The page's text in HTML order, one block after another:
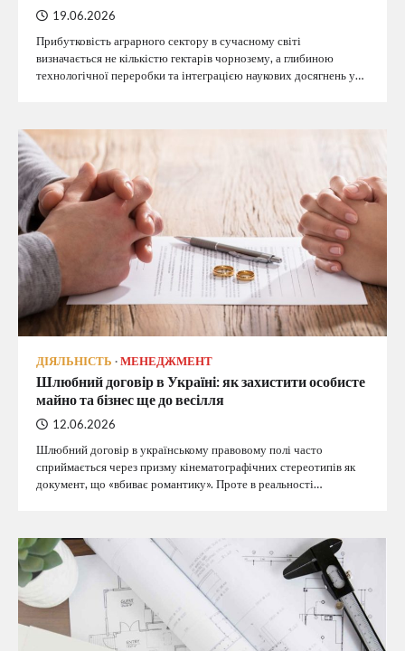
19.06.2026
Прибутковість аграрного сектору в сучасному світі
визначається не кількістю гектарів чорнозему, а глибиною
технологічної переробки та інтеграцією наукових досягнень у…
ДІЯЛЬНІСТЬ МЕНЕДЖМЕНТ
Шлюбний договір в Україні: як захистити особисте
майно та бізнес ще до весілля
12.06.2026
Шлюбний договір в українському правовому полі часто
сприймається через призму кінематографічних стереотипів як
документ, що «вбиває романтику». Проте в реальності…